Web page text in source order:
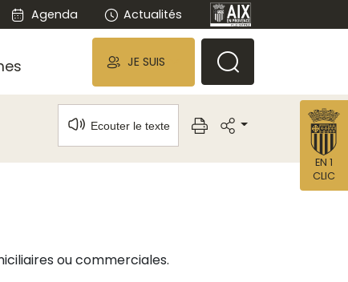
Agenda Actualités
JE SUIS
Ecouter le texte
ou commerciales.
EN 1
CLIC